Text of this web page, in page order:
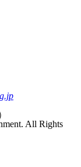
All Rights